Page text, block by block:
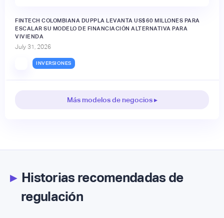
FINTECH COLOMBIANA DUPPLA LEVANTA US$60 MILLONES PARA
ESCALAR SU MODELO DE FINANCIACIÓN ALTERNATIVA PARA
VIVIENDA
July 31, 2026
INVERSIONES
Más modelos de negocios ▸
▸Historias recomendadas de
regulación